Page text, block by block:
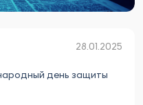
28.01.2025
день защиты